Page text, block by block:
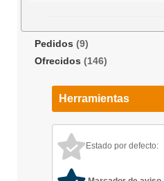
Pedidos (9)
Ofrecidos (146)
Herramientas
Estado por defecto: